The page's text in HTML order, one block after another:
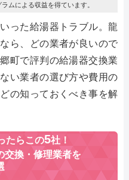
ムによる収益を得ています。
った給湯器トラブル。龍
ら、どの業者が良いので
町で評判の給湯器交換業
い業者の選び方や費用の
の知っておくべき事を解
たらこの5社！
交換・修理業者を